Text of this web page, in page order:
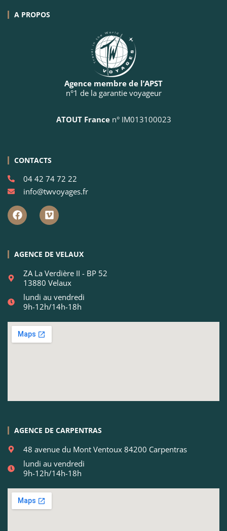
A PROPOS
Agence membre de l’APST
n°1 de la garantie voyageur
ATOUT Francen° IM013100023
CONTACTS
04 42 74 72 22
info@twvoyages.fr
AGENCE DE VELAUX
ZA La Verdière II - BP 52
13880 Velaux
lundi au vendredi
9h-12h/14h-18h
AGENCE DE CARPENTRAS
48 avenue du Mont Ventoux 84200 Carpentras
lundi au vendredi
9h-12h/14h-18h